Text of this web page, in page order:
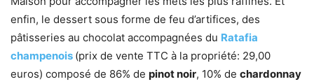
enfin, le dessert sous forme de feu d’artifices, des
pâtisseries au chocolat accompagnées du Ratafia
champenois (prix de vente TTC à la propriété: 29,00
euros) composé de 86% de pinot noir, 10% de chardonnay